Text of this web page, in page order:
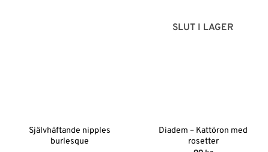
Självhäftande nipples
burlesque
SLUT I LAGER
Diadem – Kattöron med
rosetter